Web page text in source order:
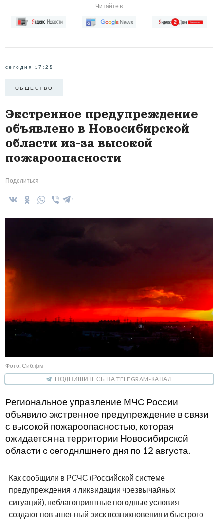
Читайте в
сегодня 17:28
ОБЩЕСТВО
Экстренное предупреждение
объявлено в Новосибирской
области из-за высокой
пожароопасности
Поделиться
Фото: Сиб.фм
ПОДПИШИТЕСЬ НА TELEGRAM-КАНАЛ
Региональное управление МЧС России
объявило экстренное предупреждение в связи
с высокой пожароопасностью, которая
ожидается на территории Новосибирской
области с сегодняшнего дня по 12 августа.
Как сообщили в РСЧС (Российской системе
предупреждения и ликвидации чрезвычайных
ситуаций), неблагоприятные погодные условия
создают повышенный риск возникновения и быстрого